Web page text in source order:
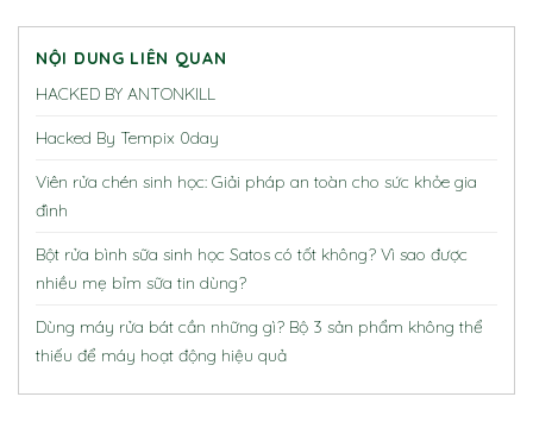
NỘI DUNG LIÊN QUAN
HACKED BY ANTONKILL
Hacked By Tempix 0day
Viên rửa chén sinh học: Giải pháp an toàn cho sức khỏe gia
đình
Bột rửa bình sữa sinh học Satos có tốt không? Vì sao được
nhiều mẹ bỉm sữa tin dùng?
Dùng máy rửa bát cần những gì? Bộ 3 sản phẩm không thể
thiếu để máy hoạt động hiệu quả